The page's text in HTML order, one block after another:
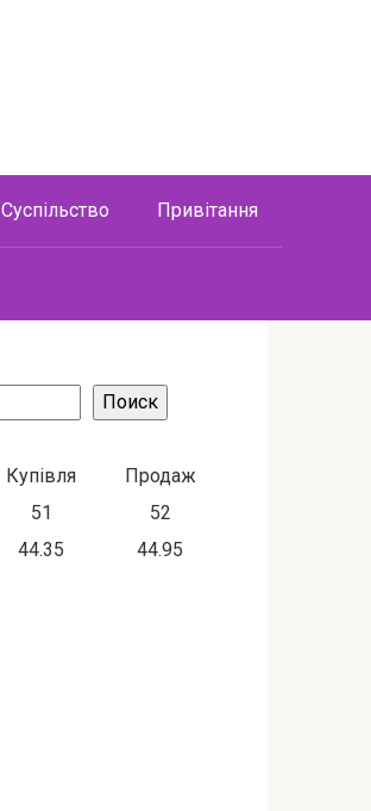
Суспільство Привітання
Поиск
Купівля
Продаж
51
52
44.35 44.95